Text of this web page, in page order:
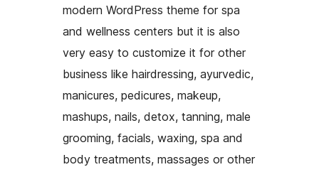
modern WordPress theme for spa
and wellness centers but it is also
very easy to customize it for other
business like hairdressing, ayurvedic,
manicures, pedicures, makeup,
mashups, nails, detox, tanning, male
grooming, facials, waxing, spa and
body treatments, massages or other